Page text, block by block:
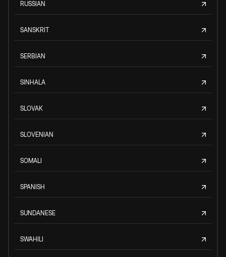
RUSSIAN
SANSKRIT
SERBIAN
SINHALA
SLOVAK
SLOVENIAN
SOMALI
SPANISH
SUNDANESE
SWAHILI